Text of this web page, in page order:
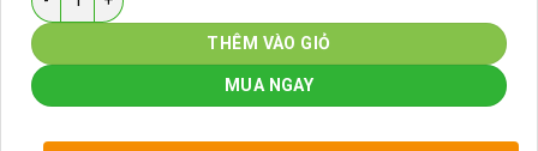
THÊM VÀO GIỎ
MUA NGAY